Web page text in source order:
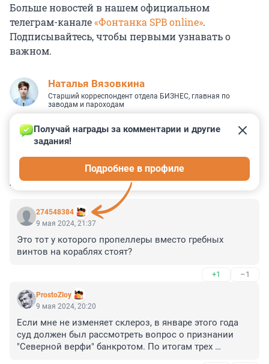
Больше новостей в нашем официальном
телеграм-канале«Фонтанка SPB online».
Подписывайтесь, чтобы первыми узнавать о
важном.
Наталья Вязовкина
Старший корреспондент отдела БИЗНЕС, главная по
заводам и пароходам
КОММЕНТАРИИ 6
274548384
Получай награды за комментарии и другие
задания!
Подробнее в профиле
9 мая 2024, 21:37
Это тот у которого пропеллеры вместо гребных
винтов на кораблях стоят?
+1 –1
ProstoZloy
9 мая 2024, 20:20
Если мне не изменяет склероз, в январе этого года
суд должен был рассмотреть вопрос о признании
"Северной верфи" банкротом. По итогам трех